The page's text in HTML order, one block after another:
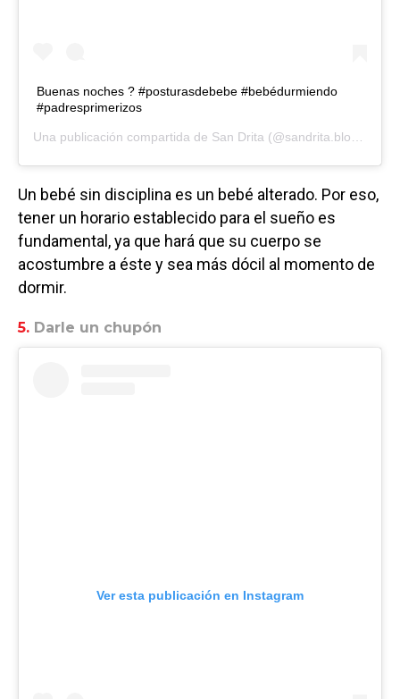
Buenas noches ? #posturasdebebe #bebédurmiendo
#padresprimerizos
Una publicación compartida de San Drita (@sandrita.blog) el
Un bebé sin disciplina es un bebé alterado. Por eso,
tener un horario establecido para el sueño es
fundamental, ya que hará que su cuerpo se
acostumbre a éste y sea más dócil al momento de
dormir.
5. Darle un chupón
Ver esta publicación en Instagram